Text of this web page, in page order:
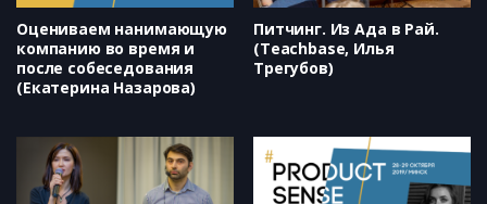
Оцениваем нанимающую
компанию во время и
после собеседования
(Екатерина Назарова)
Питчинг. Из Ада в Рай.
(Teachbase, Илья
Трегубов)